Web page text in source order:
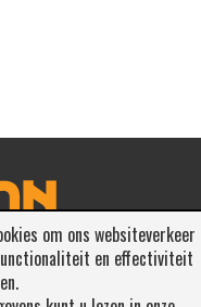
om ons websiteverkeer
en effectiviteit